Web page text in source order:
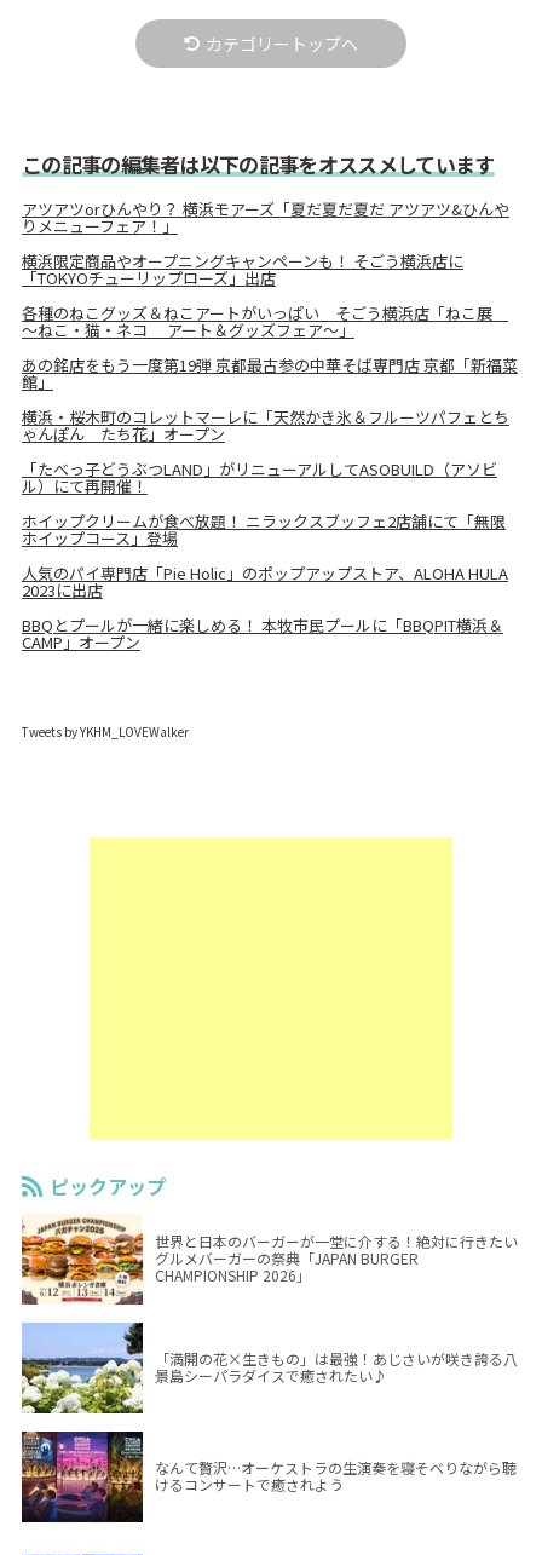
カテゴリートップへ
この記事の編集者は以下の記事をオススメしています
アツアツorひんやり？ 横浜モアーズ「夏だ夏だ夏だ アツアツ&ひんや
りメニューフェア！」
横浜限定商品やオープニングキャンペーンも！ そごう横浜店に
「TOKYOチューリップローズ」出店
各種のねこグッズ＆ねこアートがいっぱい そごう横浜店「ねこ展
～ねこ・猫・ネコ アート＆グッズフェア～」
あの銘店をもう一度第19弾 京都最古参の中華そば専門店 京都「新福菜
館」
横浜・桜木町のコレットマーレに「天然かき氷＆フルーツパフェとち
ゃんぽん たち花」オープン
「たべっ子どうぶつLAND」がリニューアルしてASOBUILD（アソビ
ル）にて再開催！
ホイップクリームが食べ放題！ ニラックスブッフェ2店舗にて「無限
ホイップコース」登場
人気のパイ専門店「Pie Holic」のポップアップストア、ALOHA HULA
2023に出店
BBQとプールが一緒に楽しめる！ 本牧市民プールに「BBQPIT横浜＆
CAMP」オープン
Tweets by YKHM_LOVEWalker
ピックアップ
世界と日本のバーガーが一堂に介する！絶対に行きたい
グルメバーガーの祭典「JAPAN BURGER
CHAMPIONSHIP 2026」
「満開の花×生きもの」は最強！あじさいが咲き誇る八
景島シーパラダイスで癒されたい♪
なんて贅沢…オーケストラの生演奏を寝そべりながら聴
けるコンサートで癒されよう